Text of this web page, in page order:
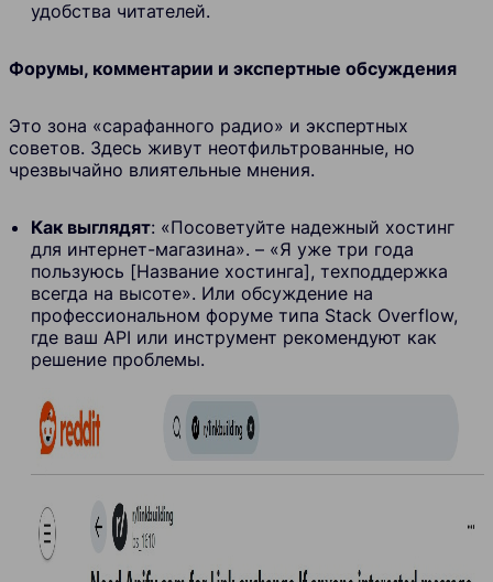
удобства читателей.
Форумы, комментарии и экспертные обсуждения
Это зона «сарафанного радио» и экспертных
советов. Здесь живут неотфильтрованные, но
чрезвычайно влиятельные мнения.
Как выглядят: «Посоветуйте надежный хостинг
для интернет-магазина». – «Я уже три года
пользуюсь [Название хостинга], техподдержка
всегда на высоте». Или обсуждение на
профессиональном форуме типа Stack Overflow,
где ваш API или инструмент рекомендуют как
решение проблемы.